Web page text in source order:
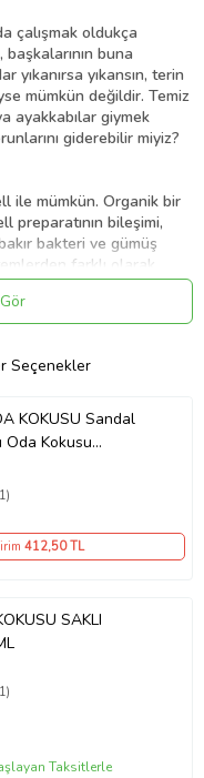
çalışmak oldukça
buna
yıkanırsa yıkansın, terin
mümkün değildir. Temiz
ayakkabılar giymek
giderebilir miyiz?
ile mümkün. Organik bir
preparatının bileşimi,
bakteri ve gümüş
farklı olarak,
ortadan kaldırır.
OLDUKÇA BASİT
tüm yüzeyleri
ayakkabılara ayrı ayrı
etki 8 saat
Uygulamadan sonra
işlem yapılması
bile uygulanabilir.
uzun sürer.Her türlü
ve hayvanlar için
neden olmaz. Hassas
yoktur.Uygulaması
Seçenekler
KOKUSU Sandal
Oda Kokusu
Yağ Reed Diffuser
412,50 TL
SAKLI
Taksitlerle